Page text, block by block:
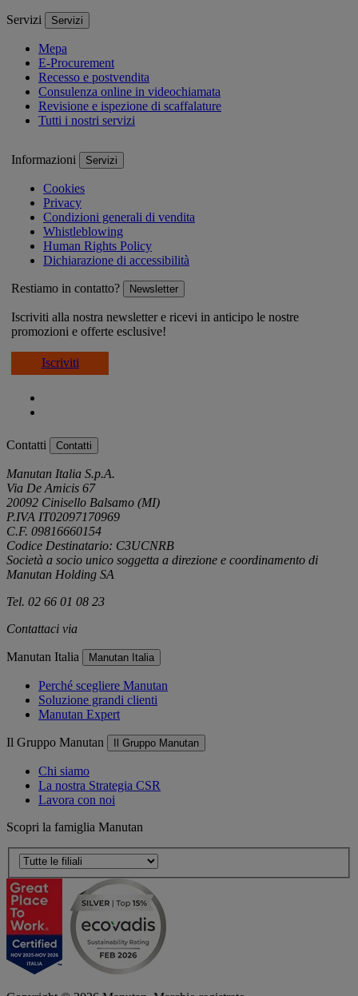
Servizi Servizi
Mepa
E-Procurement
Recesso e postvendita
Consulenza online in videochiamata
Revisione e ispezione di scaffalature
Tutti i nostri servizi
Informazioni Servizi
Cookies
Privacy
Condizioni generali di vendita
Whistleblowing
Human Rights Policy
Dichiarazione di accessibilità
Restiamo in contatto? Newsletter
Iscriviti alla nostra newsletter e ricevi in anticipo le nostre
promozioni e offerte esclusive!
Iscriviti
Contatti Contatti
Manutan Italia S.p.A.
Via De Amicis 67
20092 Cinisello Balsamo (MI)
P.IVA IT02097170969
C.F. 09816660154
Codice Destinatario: C3UCNRB
Società a socio unico soggetta a direzione e coordinamento di
Manutan Holding SA
Tel. 02 66 01 08 23
Contattaci via
Manutan Italia Manutan Italia
Perché scegliere Manutan
Soluzione grandi clienti
Manutan Expert
Il Gruppo Manutan Il Gruppo Manutan
Chi siamo
La nostra Strategia CSR
Lavora con noi
Scopri la famiglia Manutan